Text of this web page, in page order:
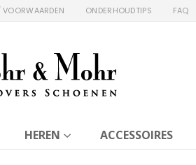
ONDERHOUDTIPS FAQ
HEREN ACCESSOIRES